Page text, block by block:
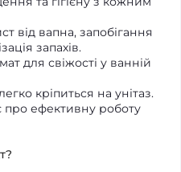
від вапна, запобігання
запахів.
для свіжості у ванній
кріпиться на унітаз.
про ефективну роботу